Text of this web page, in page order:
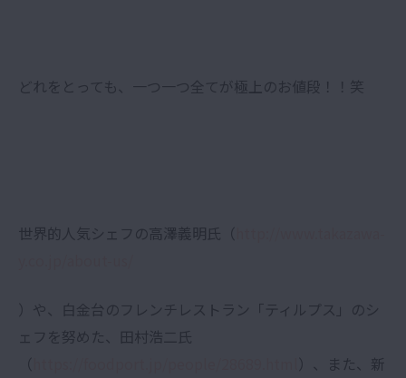
どれをとっても、一つ一つ全てが極上のお値段！！笑
世界的人気シェフの高澤義明氏（
）や、白金台のフレンチレストラン「ティルプス」のシ
ェフを努めた、田村浩二氏
（
）、また、新